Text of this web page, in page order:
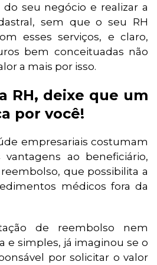
seu negócio e realizar a
sem que o seu RH
esses serviços, e claro,
bem conceituadas não
a mais por isso.
RH, deixe que um
por você!
empresariais costumam
ao beneficiário,
que possibilita a
médicos fora da
de reembolso nem
e simples, já imaginou se o
por solicitar o valor